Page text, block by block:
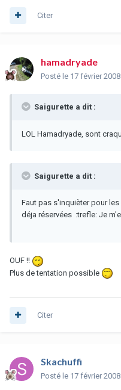
Citer
hamadryade
Posté le 17 février 2008
Saigurette a dit :
LOL Hamadryade, sont
Saigurette a dit :
Faut pas s'inquièter pour
déja réservées :trefle: Je
OUF !!
Plus de tentation possible
Citer
Skachuffi
Posté le 17 février 2008